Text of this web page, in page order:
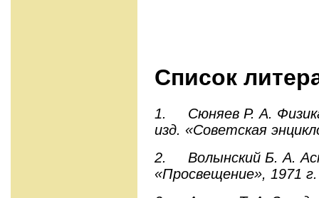
Список
1. Сюняев Р. А.
изд. «Советская
2. Волынский Б. А.
«Просвещение», 1971 г.